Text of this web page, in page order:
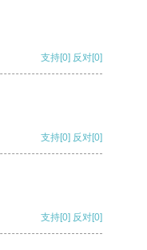
支持[0] 反对[0]
支持[0] 反对[0]
支持[0] 反对[0]